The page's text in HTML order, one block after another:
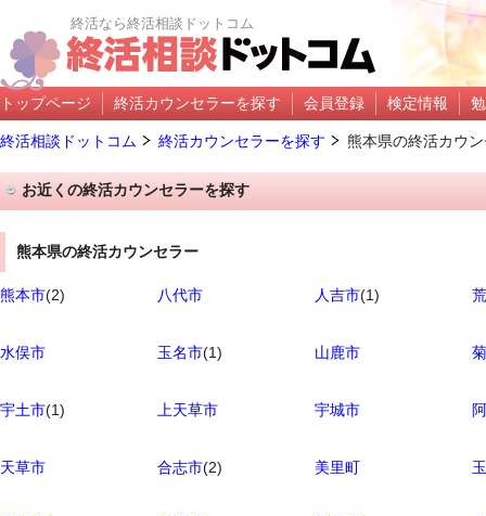
終活なら終活相談ドットコム
トップページ 終活カウンセラーを探す 会員登録 検定情報
終活相談ドットコム 終活カウンセラーを探す 熊本県の終活カウ
お近くの終活カウンセラーを探す
熊本県の終活カウンセラー
熊本市(2) 八代市 人吉市(1)
水俣市 玉名市(1) 山鹿市
宇土市(1) 上天草市 宇城市
天草市 合志市(2) 美里町